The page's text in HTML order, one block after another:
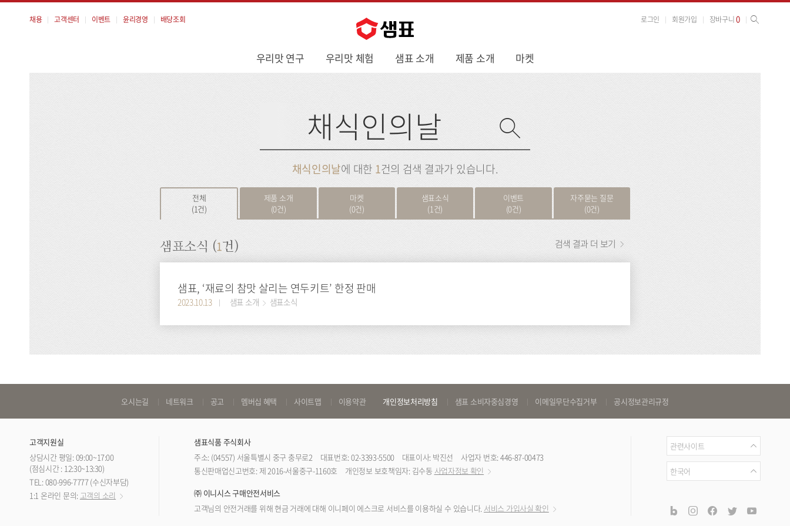
뉴
우리맛 연구 우리맛 체험 샘표 소개 제품 소개 마켓
채용 고객센터 이벤트 윤리경영 배당조회 로그인 회원가입 장바구니0 사이트 검색
검
검
채식인의날에 대한 1건의 검색 결과가 있습니다.
전체
(1건)
제품 소개
(0건)
마켓
(0건)
샘표소식
(1건)
이벤트
(0건)
자주묻는 질문
(0건)
샘표소식 (1건)
샘표, ‘재료의 참맛 살리는 연두키트’ 한정 판매
2023.10.13 샘표 소개 샘표소식
검색 결과 더 보기
로
기
링
크
오시는길 네트워크 공고 멤버십 혜택 사이트맵 이용약관 개인정보처리방침 샘표 소비자중심경영 이메일무단수집거부 공시정보관리규정
관
련
사
트
관련사이트
언
한국어
공
식
blog instagramfacebook
twitter
고객지원실
상담시간 평일: 09:00~17:00
(점심시간 : 12:30~13:30)
TEL: 080-996-7777 (수신자부담)
1:1 온라인 문의: 고객의 소리
샘표식품 주식회사
주소: (04557) 서울특별시 중구 충무로2
대표번호: 02-3393-5500 대표이사: 박진선
사업자 번호: 446-87-00473
통신판매업신고번호: 제 2016-서울중구-1160호
개인정보 보호책임자: 김수동 사업자정보 확인
㈜ 이니시스 구매안전서비스
고객님의 안전거래를 위해 현금 거래에 대해 이니페이 에스크로 서비스를 이용하실 수 있습니다. 서비스 가입사실 확인